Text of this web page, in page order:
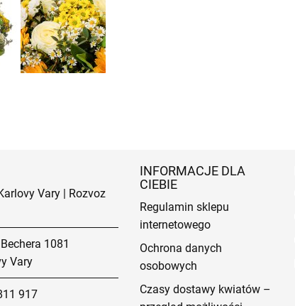
Vary | Rozvoz
1081
Vary
917
INFORMACJE DLA
CIEBIE
Regulamin sklepu
internetowego
Ochrona danych
osobowych
Czasy dostawy kwiatów –